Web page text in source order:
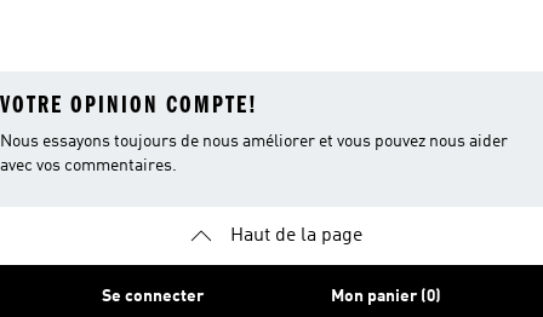
VOTRE OPINION COMPTE!
Nous essayons toujours de nous améliorer et vous pouvez nous aider
avec vos commentaires.
Haut de la page
Se connecter Mon panier (0)